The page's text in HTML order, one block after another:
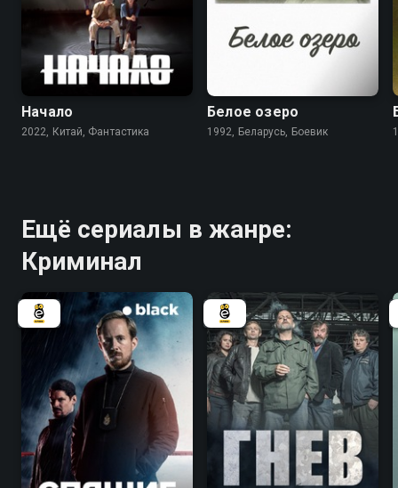
8.1 8.1
Начало
2022, Китай, Фантастика
Белое озеро
1992, Беларусь, Боевик
Ещё сериалы в жанре:
Криминал